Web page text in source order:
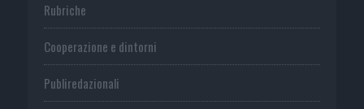
Rubriche
Cooperazione e dintorni
Publiredazionali